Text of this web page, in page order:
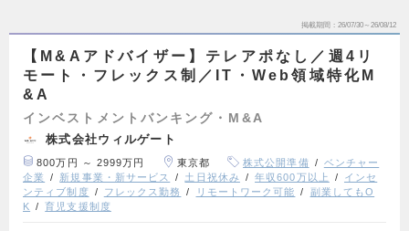
掲載期間 26/07/30～26/08/12
【M&Aアドバイザー】テレアポなし／週4リ
モート・フレックス制／IT・Web領域特化M
&A
インベストメントバンキング・M&A
株式会社ウィルゲート
800万円 ～ 2999万円 東京都 株式公開準備
ベンチャー
企業
新規事業・新サービス 土日祝休み 年収600万以上
インセ
ンティブ制度
フレックス勤務 リモートワーク可能
副業してもO
K
育児支援制度